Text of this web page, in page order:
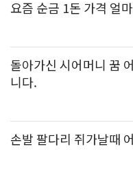
요즘 순금 1돈 가격 얼
돌아가신 시어머니 꿈
니다.
손발 팔다리 쥐가날때